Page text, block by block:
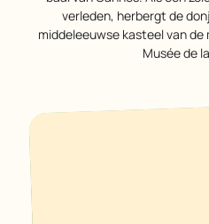
verleden, herbergt de
middeleeuwse kasteel van de
Musée de